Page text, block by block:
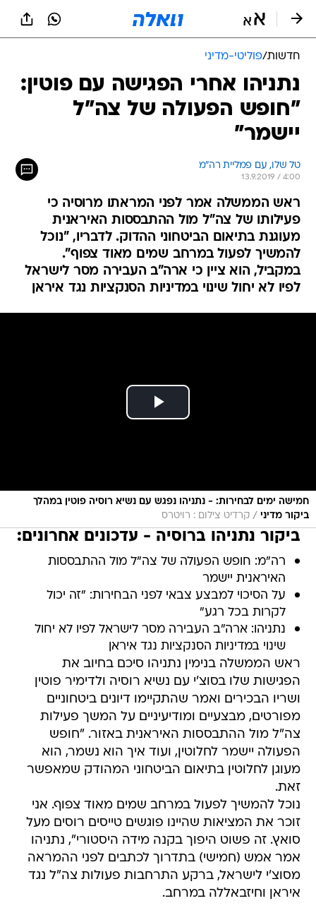
חדשות/פוליטי-מדיני
נתניהו אחרי הפגישה עם פוטין:
"חופש הפעולה של צה"ל
יישמר"
טל שלו, עם פמליית רה"מ
13.9.2019 / 4:00
ראש הממשלה אמר לפני המראתו מרוסיה כי
פעילותו של צה"ל מול ההתבססות האיראנית
מעוגנת בתיאום הביטחוני ההדוק. לדבריו, "נוכל
להמשיך לפעול במרחב שמים מאוד צפוף".
במקביל, הוא ציין כי ארה"ב העבירה מסר לישראל
לפיו לא יחול שינוי במדיניות הסנקציות נגד איראן
חמישה ימים לבחירות: - נתניהו נפגש עם נשיא רוסיה פוטין במהלך
ביקור מדיני / קרדיט צילום : רויטרס
ביקור נתניהו ברוסיה - עדכונים אחרונים:
רה"מ: חופש הפעולה של צה"ל מול ההתבססות
האיראנית יישמר
על הסיכוי למבצע צבאי לפני הבחירות: "זה יכול
לקרות בכל רגע"
נתניהו: ארה"ב העבירה מסר לישראל לפיו לא יחול
שינוי במדיניות הסנקציות נגד איראן
ראש הממשלה בנימין נתניהו סיכם בחיוב את
הפגישות שלו בסוצ'י עם נשיא רוסיה ולדימיר פוטין
ושריו הבכירים ואמר שהתקיימו דיונים ביטחוניים
מפורטים, מבצעיים ומודיעיניים על המשך פעילות
צה"ל מול ההתבססות האיראנית באזור. "חופש
הפעולה יישמר לחלוטין, ועוד איך הוא נשמר, הוא
מעוגן לחלוטין בתיאום הביטחוני המהודק שמאפשר
זאת.
נוכל להמשיך לפעול במרחב שמים מאוד צפוף. אני
זוכר את המציאות שהיינו פוגשים טייסים רוסים מעל
סואץ. זה פשוט היפוך בקנה מידה היסטורי", נתניהו
אמר אמש (חמישי) בתדרוך לכתבים לפני ההמראה
מסוצ'י לישראל, ברקע התרחבות פעולות צה"ל נגד
איראן וחיזבאללה במרחב.